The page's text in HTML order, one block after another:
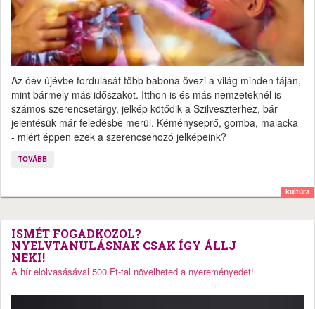
Az óév újévbe fordulását több babona övezi a világ minden táján,
mint bármely más időszakot. Itthon is és más nemzeteknél is
számos szerencsetárgy, jelkép kötődik a Szilveszterhez, bár
jelentésük már feledésbe merül. Kéményseprő, gomba, malacka
- miért éppen ezek a szerencsehozó jelképeink?
TOVÁBB
kultúra
ISMÉT FOGADKOZOL?
NYELVTANULÁSNAK CSAK ÍGY ÁLLJ
NEKI!
A hír elolvasásával 500 Ft-tal növelheted a nyereményedet!